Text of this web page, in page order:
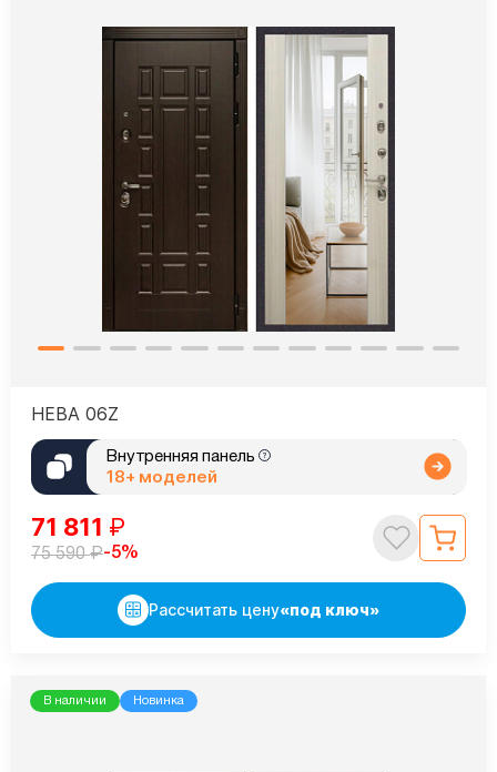
НЕВА 06Z
Внутренняя панель
18+ моделей
71 811 ₽
75 590₽-5%
Рассчитать цену«под ключ»
В наличии Новинка